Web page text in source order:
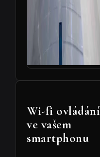
Wi-fi ovládání
ve vašem
smartphonu